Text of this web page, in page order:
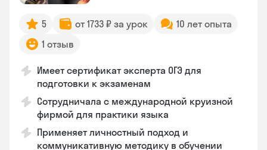
5 от 1733 ₽ за урок
10 лет опыта
1 отзыв
Имеет сертификат эксперта ОГЭ для
подготовки к экзаменам
Сотрудничала с международной круизной
фирмой для практики языка
Применяет личностный подход и
коммуникативную методику в обучении